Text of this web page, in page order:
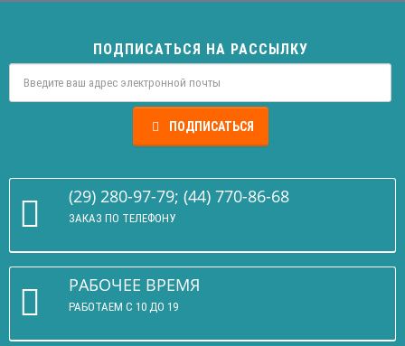
ПОДПИСАТЬСЯ НА РАССЫЛКУ
ПОДПИСАТЬСЯ
(29) 280-97-79; (44) 770-86-68
ЗАКАЗ ПО ТЕЛЕФОНУ
РАБОЧЕЕ ВРЕМЯ
РАБОТАЕМ С 10 ДО 19